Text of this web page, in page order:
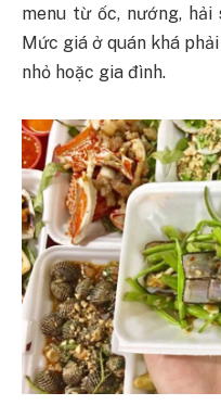
menu từ ốc, nướng, hải
Mức giá ở quán khá
nhỏ hoặc gia đình.